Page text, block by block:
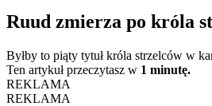
Ruud zmierza po króla
Byłby to piąty tytuł króla strzelców w
Ten artykuł przeczytasz w 1 minutę.
REKLAMA
REKLAMA